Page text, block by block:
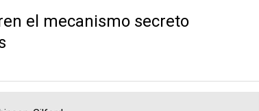
el mecanismo secreto